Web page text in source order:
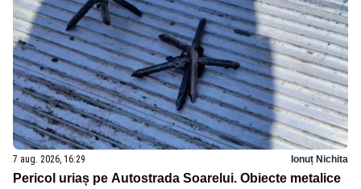
7 aug. 2026, 16:29 Ionuț Nichita
Pericol uriaș pe Autostrada Soarelui. Obiecte metalice